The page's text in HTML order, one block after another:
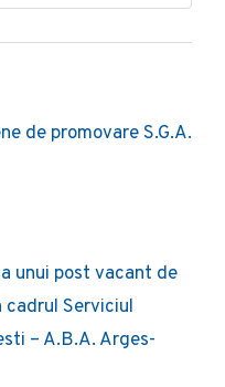
de promovare S.G.A.
unui post vacant de
cadrul Serviciul
– A.B.A. Arges-